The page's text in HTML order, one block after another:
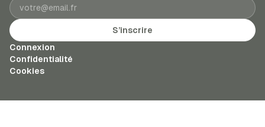
Adresse e-mail
S’inscrire
Connexion
Confidentialité
Cookies